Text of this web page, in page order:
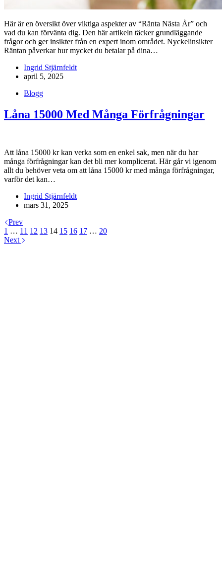
Här är en översikt över viktiga aspekter av “Ränta Nästa År” och
vad du kan förvänta dig. Den här artikeln täcker grundläggande
frågor och ger insikter från en expert inom området. Nyckelinsikter
Räntan påverkar hur mycket du betalar på dina…
Ingrid Stjärnfeldt
april 5, 2025
Blogg
Låna 15000 Med Många Förfrågningar
Att låna 15000 kr kan verka som en enkel sak, men när du har
många förfrågningar kan det bli mer komplicerat. Här går vi igenom
allt du behöver veta om att låna 15000 kr med många förfrågningar,
varför det kan…
Ingrid Stjärnfeldt
mars 31, 2025
Prev
1 … 11 12 13 14 15 16 17 … 20
Next